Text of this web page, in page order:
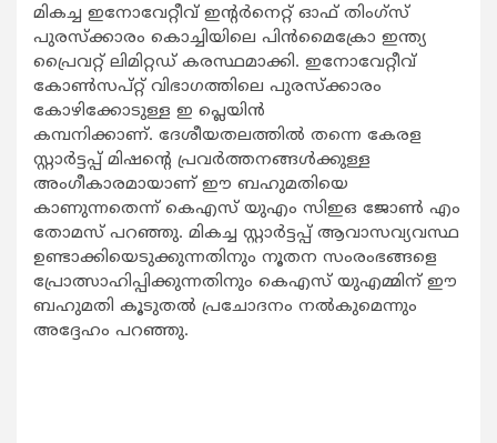
മികച്ച ഇനോവേറ്റീവ് ഇന്‍റര്‍നെറ്റ് ഓഫ് തിംഗ്സ്
പുരസ്ക്കാരം കൊച്ചിയിലെ പിന്‍മൈക്രോ ഇന്ത്യ
പ്രൈവറ്റ് ലിമിറ്റഡ് കരസ്ഥമാക്കി. ഇനോവേറ്റീവ്
കോണ്‍സപ്റ്റ് വിഭാഗത്തിലെ പുരസ്ക്കാരം
കോഴിക്കോടുള്ള ഇ പ്ലെയിന്‍
കമ്പനിക്കാണ്. ദേശീയതലത്തില്‍ തന്നെ കേരള
സ്റ്റാര്‍ട്ടപ്പ് മിഷന്‍റെ പ്രവര്‍ത്തനങ്ങള്‍ക്കുള്ള
അംഗീകാരമായാണ് ഈ ബഹുമതിയെ
കാണുന്നതെന്ന് കെഎസ് യുഎം സിഇഒ ജോണ്‍ എം
തോമസ് പറഞ്ഞു. മികച്ച സ്റ്റാര്‍ട്ടപ്പ് ആവാസവ്യവസ്ഥ
ഉണ്ടാക്കിയെടുക്കുന്നതിനും നൂതന സംരംഭങ്ങളെ
പ്രോത്സാഹിപ്പിക്കുന്നതിനും കെഎസ് യുഎമ്മിന് ഈ
ബഹുമതി കൂടുതല്‍ പ്രചോദനം നല്‍കുമെന്നും
അദ്ദേഹം പറഞ്ഞു.